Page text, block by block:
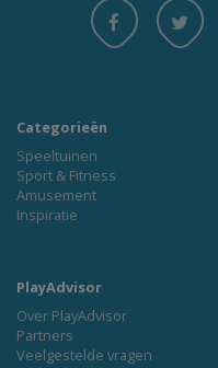
Categorieën
Speeltuinen
Sport & Fitness
Amusement
Inspiratie
PlayAdvisor
Over PlayAdvisor
Partners
Veelgestelde vragen